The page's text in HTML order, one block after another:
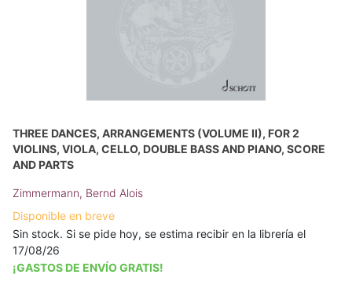
THREE DANCES, ARRANGEMENTS (VOLUME II), FOR 2
VIOLINS, VIOLA, CELLO, DOUBLE BASS AND PIANO, SCORE
AND PARTS
Zimmermann, Bernd Alois
Disponible en breve
Sin stock. Si se pide hoy, se estima recibir en la librería el
17/08/26
¡GASTOS DE ENVÍO GRATIS!